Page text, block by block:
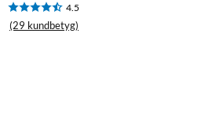
4.5
(29 kundbetyg)